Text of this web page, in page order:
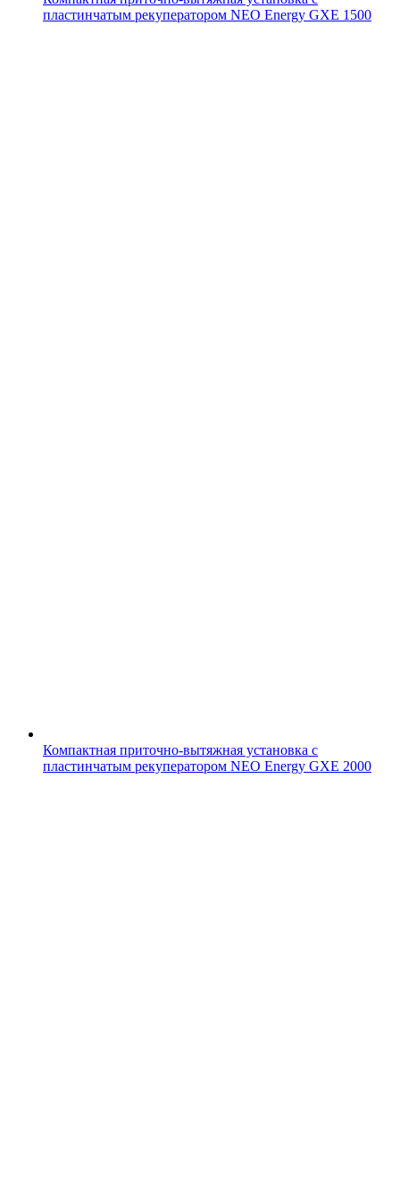
пластинчатым рекуператором NEO Energy GXE 1500
Компактная приточно-вытяжная установка с
пластинчатым рекуператором NEO Energy GXE 2000